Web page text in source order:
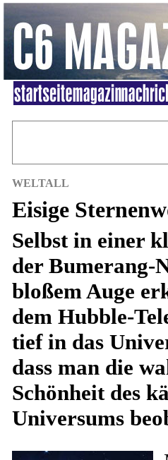
WELTALL
Eisige
Selbst in einer
der Bumerang-
bloßem Auge
dem Hubble-
tief in das
dass man die
Schönheit des
Universums